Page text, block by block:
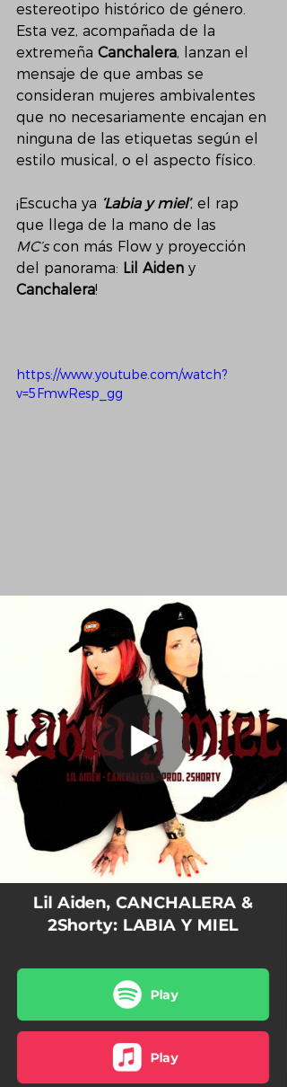
estereotipo histórico de género.
Esta vez, acompañada de la
extremeña Canchalera, lanzan el
mensaje de que ambas se
consideran mujeres ambivalentes
que no necesariamente encajan en
ninguna de las etiquetas según el
estilo musical, o el aspecto físico.
¡Escucha ya ‘Labia y miel’, el rap
que llega de la mano de las
MC’s con más Flow y proyección
del panorama: Lil Aiden y
Canchalera!
https://www.youtube.com/watch?
v=5FmwResp_gg